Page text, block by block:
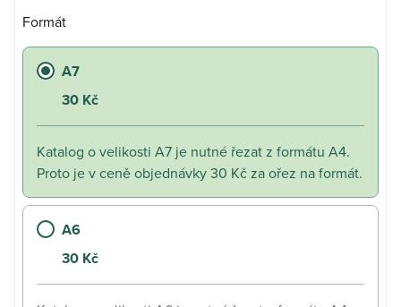
Formát
A7
30 Kč
Katalog o velikosti A7 je nutné řezat z formátu A4.
Proto je v ceně objednávky 30 Kč za ořez na formát.
A6
30 Kč